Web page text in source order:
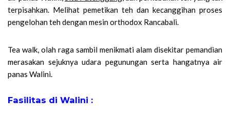
terpisahkan. Melihat pemetikan teh dan kecanggihan proses
pengelohan teh dengan mesin orthodox Rancabali.
Tea walk, olah raga sambil menikmati alam disekitar pemandian
merasakan sejuknya udara pegunungan serta hangatnya air
panas Walini.
Fasilitas di Walini :